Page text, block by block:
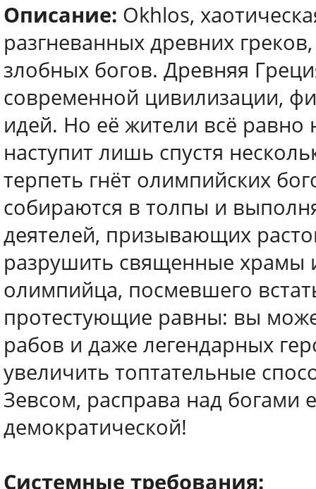
Описание: Okhlos,
разгневанных древних
злобных богов. Древняя
современной цивилизации,
идей. Но её жители всё равно
наступит лишь спустя
терпеть гнёт олимпийских
собираются в толпы и
деятелей, призывающих
разрушить священные храмы
олимпийца, посмевшего
протестующие равны: вы
рабов и даже легендарных
увеличить топтательные
Зевсом, расправа над богами
демократической!
Системные требования: